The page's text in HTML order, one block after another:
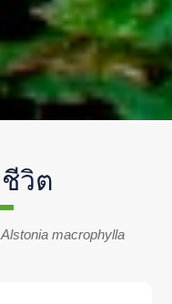
วิต
Alstonia macrophylla